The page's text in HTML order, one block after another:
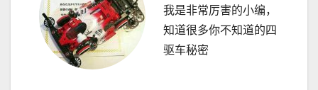
我是非常厉害的小编，
知道很多你不知道的四
驱车秘密